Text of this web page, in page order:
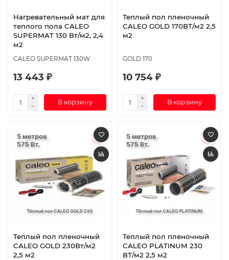
Нагревательный мат для
теплого пола CALEO
SUPERMAT 130 Вт/м2, 2,4
м2
CALEO SUPERMAT 130W
13 443 ₽
В корзину
Теплый пол пленочный
CALEO GOLD 170ВТ/м2 2,5
м2
GOLD 170
10 754 ₽
В корзину
Теплый пол пленочный
CALEO GOLD 230Вт/м2
2,5 м2
Теплый пол пленочный
CALEO PLATINUM 230
ВТ/м2 2,5 м2